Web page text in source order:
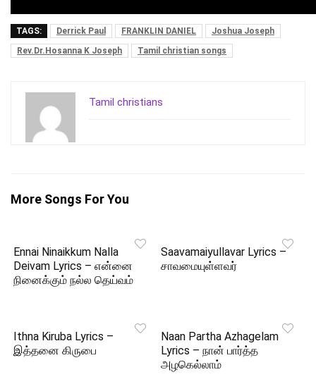
TAGS: Derrick Paul FRANKLIN DANIEL
Joshua Joseph
Rev.Dr.Hosanna K Joseph
Tamil christian songs
Tamil christians
More Songs For You
Ennai Ninaikkum Nalla
Deivam Lyrics – என்னை
நினைக்கும் நல்ல தெய்வம்
Saavamaiyullavar Lyrics –
சாவமையுள்ளவர்
Ithna Kiruba Lyrics –
இத்தனை கிருபை
Naan Partha Azhagelam
Lyrics – நான் பார்த்த
அழகெல்லாம்